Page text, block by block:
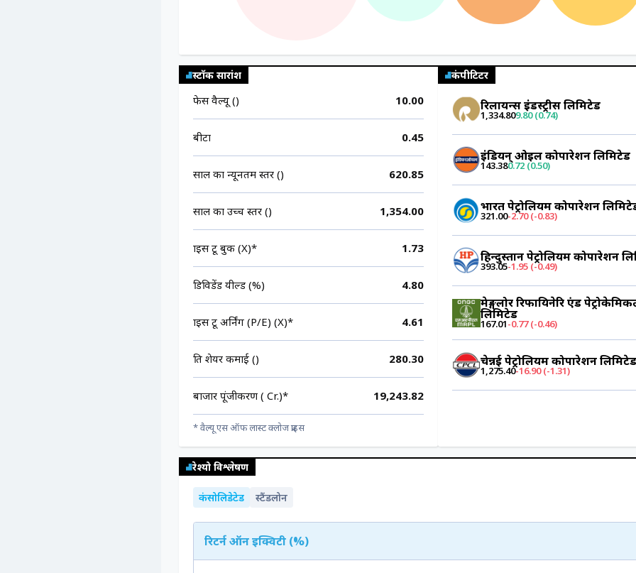
स्टॉक सारांश
फेस वैल्यू (₹) 10.00
बीटा 0.45
साल का न्यूनतम स्तर (₹) 620.85
साल का उच्च स्तर (₹) 1,354.00
प्राइस टू बुक (X)* 1.73
डिविडेंड यील्ड (%) 4.80
प्राइस टू अर्निंग (P/E) (X)* 4.61
प्रति शेयर कमाई (₹) 280.30
बाजार पूंजीकरण (₹ Cr.)* 19,243.82
* वैल्यू एस ऑफ लास्ट क्लोज प्राइस
कंपीटिटर
रिलायन्स इंडस्ट्रीस लिमिटेड
1,334.809.80 (0.74)
इंडियन् ओइल कोर्पोरेशन लिमिटेड
143.380.72 (0.50)
भारत पेट्रोलियम कोर्पोरेशन
321.00-2.70 (-0.83)
हिन्दुस्तान पेट्रोलियम कोर्पोरेशन
393.05-1.95 (-0.49)
मेङ्गलोर रिफायिनेरि एंड
लिमिटेड
167.01-0.77 (-0.46)
चेन्नई पेट्रोलियम कोर्पोरेशन लिमिटेड
1,275.40-16.90 (-1.31)
रेश्यो विश्लेषण
कंसोलिडेटेड स्टैंडलोन
रिटर्न ऑन इक्विटी (%)